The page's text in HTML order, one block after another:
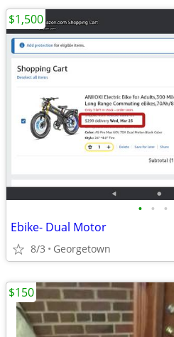
• • •
Ebike- Dual Motor
8/3 Georgetown
$1,500
$150